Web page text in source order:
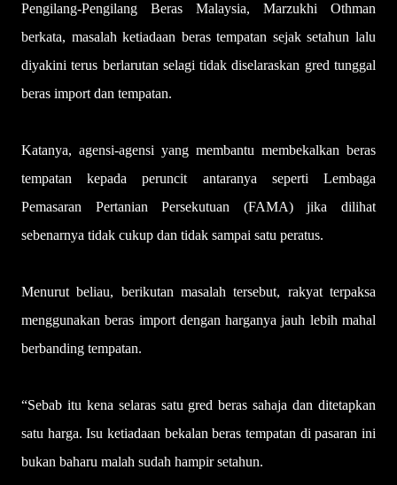
Pengilang-Pengilang Beras Malaysia, Marzukhi Othman
berkata, masalah ketiadaan beras tempatan sejak setahun lalu
diyakini terus berlarutan selagi tidak diselaraskan gred tunggal
beras import dan tempatan.
Katanya, agensi-agensi yang membantu membekalkan beras
tempatan kepada peruncit antaranya seperti Lembaga
Pemasaran Pertanian Persekutuan (FAMA) jika dilihat
sebenarnya tidak cukup dan tidak sampai satu peratus.
Menurut beliau, berikutan masalah tersebut, rakyat terpaksa
menggunakan beras import dengan harganya jauh lebih mahal
berbanding tempatan.
“Sebab itu kena selaras satu gred beras sahaja dan ditetapkan
satu harga. Isu ketiadaan bekalan beras tempatan di pasaran ini
bukan baharu malah sudah hampir setahun.